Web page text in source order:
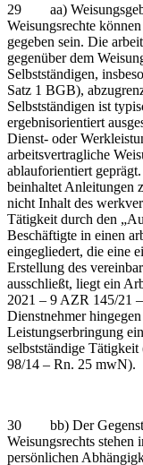
29 aa)
Weisungsrechte
gegeben sein. Die
gegenüber dem
Selbstständigen,
Satz 1 BGB),
Selbstständigen ist
ergebnisorientiert
Dienst- oder
arbeitsvertragliche
ablauforientiert
beinhaltet Anleitungen
nicht Inhalt des
Tätigkeit durch den
Beschäftigte in einen
eingegliedert, die eine
Erstellung des
ausschließt, liegt ein
2021 – 9 AZR 145/21
Dienstnehmer
Leistungserbringung
selbstständige
98/14 – Rn. 25 mwN).
30 bb) Der
Weisungsrechts stehen
persönlichen